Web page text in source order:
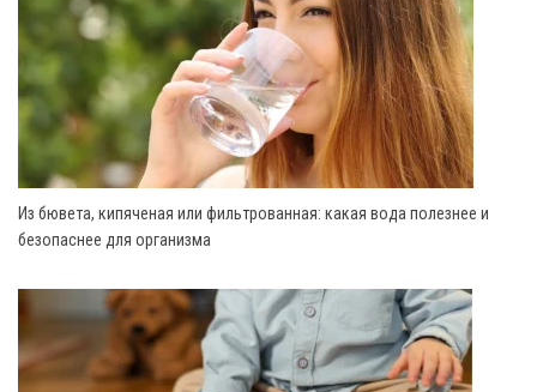
Из бювета, кипяченая или фильтрованная: какая вода полезнее и
безопаснее для организма